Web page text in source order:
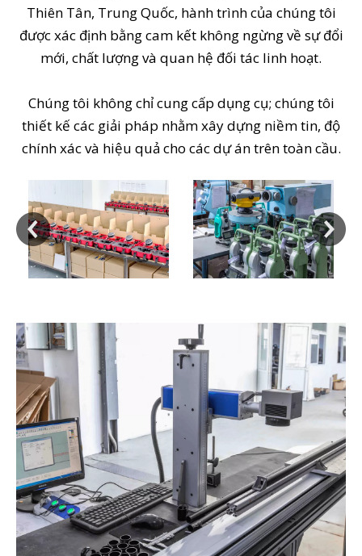
Thiên Tân, Trung Quốc, hành trình của chúng tôi
được xác định bằng cam kết không ngừng về sự đổi
mới, chất lượng và quan hệ đối tác linh hoạt.
Chúng tôi không chỉ cung cấp dụng cụ; chúng tôi
thiết kế các giải pháp nhằm xây dựng niềm tin, độ
chính xác và hiệu quả cho các dự án trên toàn cầu.